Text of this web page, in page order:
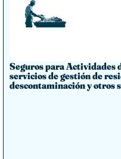
Seguros para Actividades
servicios de gestión de
descontaminación y otros